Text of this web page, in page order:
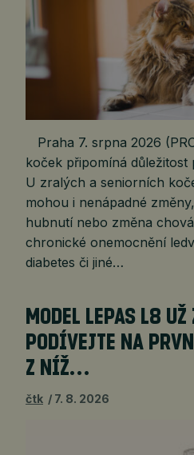
Praha 7. srpna 2026
koček připomíná důležitost
U zralých a seniorních
mohou i nenápadné
hubnutí nebo změna
chronické onemocnění
diabetes či jiné…
MODEL LEPAS L8
PODÍVEJTE NA
Z NÍŽ…
čtk 7. 8. 2026